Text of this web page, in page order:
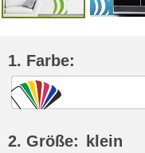
1. Farbe:
2. Größe: klein